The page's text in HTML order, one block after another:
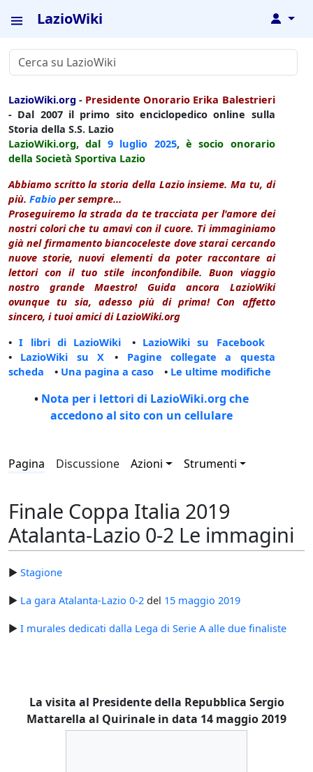
LazioWiki ↓
LazioWiki.org - Presidente Onorario Erika Balestrieri
- Dal 2007 il primo sito enciclopedico online sulla
Storia della S.S. Lazio
LazioWiki.org, dal 9 luglio 2025, è socio onorario
della Società Sportiva Lazio
Abbiamo scritto la storia della Lazio insieme. Ma tu, di
più. Fabio per sempre...
Proseguiremo la strada da te tracciata per l'amore dei
nostri colori che tu amavi con il cuore. Ti immaginiamo
già nel firmamento biancoceleste dove starai cercando
nuove storie, nuovi elementi da poter raccontare ai
lettori con il tuo stile inconfondibile. Buon viaggio
nostro grande Maestro! Guida ancora LazioWiki
ovunque tu sia, adesso più di prima! Con affetto
sincero, i tuoi amici di LazioWiki.org
•I libri di LazioWiki • LazioWiki su Facebook
• LazioWiki su X • Pagine collegate a questa
scheda • Una pagina a caso • Le ultime modifiche
• Nota per i lettori di LazioWiki.org che
accedono al sito con un cellulare
Pagina Discussione Azioni Strumenti
Finale Coppa Italia 2019
Atalanta-Lazio 0-2 Le immagini
► Stagione
► La gara Atalanta-Lazio 0-2 del 15 maggio 2019
► I murales dedicati dalla Lega di Serie A alle due finaliste
La visita al Presidente della Repubblica Sergio
Mattarella al Quirinale in data 14 maggio 2019